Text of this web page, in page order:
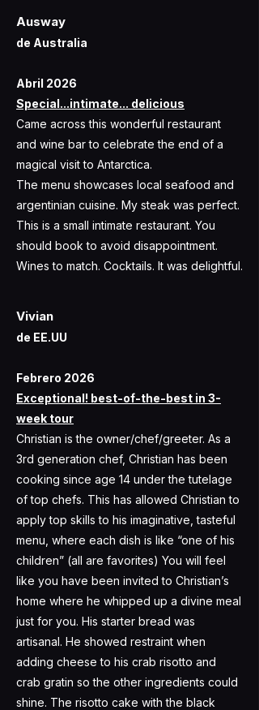
Ausway
de Australia
​Abril 2026
Special...intimate... delicious
Came across this wonderful restaurant
and wine bar to celebrate the end of a
magical visit to Antarctica.
The menu showcases local seafood and
argentinian cuisine. My steak was perfect.
This is a small intimate restaurant. You
should book to avoid disappointment.
Wines to match. Cocktails. It was delightful.
Vivian
de EE.UU
​Febrero 2026
Exceptional! best-of-the-best in 3-
week tour
Christian is the owner/chef/greeter. As a
3rd generation chef, Christian has been
cooking since age 14 under the tutelage
of top chefs. This has allowed Christian to
apply top skills to his imaginative, tasteful
menu, where each dish is like “one of his
children” (all are favorites) You will feel
like you have been invited to Christian’s
home where he whipped up a divine meal
just for you. His starter bread was
artisanal. He showed restraint when
adding cheese to his crab risotto and
crab gratin so the other ingredients could
shine. The risotto cake with the black